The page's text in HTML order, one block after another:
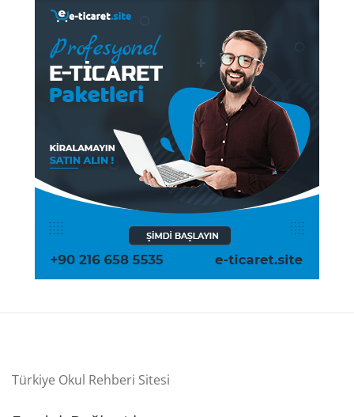
Türkiye Okul Rehberi Sitesi